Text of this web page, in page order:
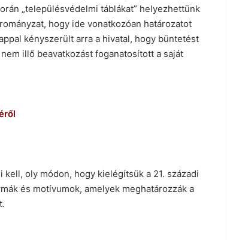
„településvédelmi táblákat” helyezhettünk
hogy ide vonatkozóan határozatot
kényszerült arra a hivatal, hogy büntetést
illő beavatkozást foganatosított a saját
oly módon, hogy kielégítsük a 21. századi
és motívumok, amelyek meghatározzák a